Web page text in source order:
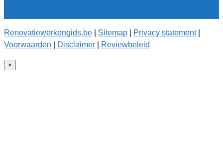
Renovatiewerkengids.be Sitemap Privacy statement|
Voorwaarden
Disclaimer Reviewbeleid
×